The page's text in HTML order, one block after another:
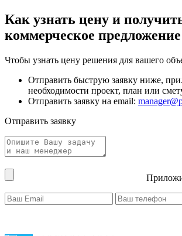
Как узнать цену и
коммерческое предложение
Чтобы узнать цену решения для вашего
Отправить быструю заявку ниже,
необходимости проект, план или
Отправить заявку на email:
Отправить заявку